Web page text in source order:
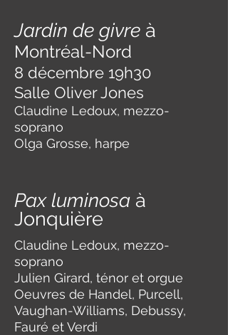
Jardin de givre à
Montréal-Nord
8 décembre 19h30
Salle Oliver Jones
Claudine Ledoux, mezzo-
soprano
Olga Grosse, harpe
Pax luminosa à
Jonquière
Claudine Ledoux, mezzo-
soprano
Julien Girard, ténor et orgue
Oeuvres de Handel, Purcell,
Vaughan-Williams, Debussy,
Fauré et Verdi